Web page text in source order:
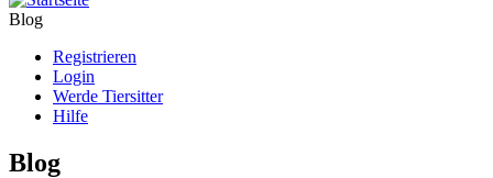
Blog
Registrieren
Login
Werde Tiersitter
Hilfe
Blog